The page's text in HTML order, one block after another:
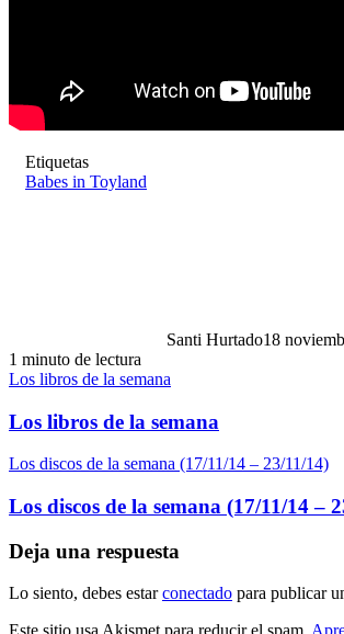
Etiquetas
Babes in Toyland
Santi Hurtado18
1 minuto de lectura
Los libros de la semana
Los libros de la semana
Los discos de la semana (17/11/14 – 23/11/14)
Los discos de la semana (17/11/14 –
Deja una respuesta
Lo siento, debes estarconectado para publicar